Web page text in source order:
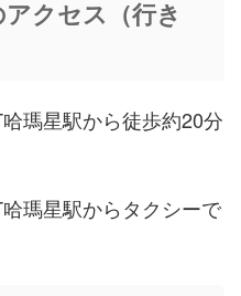
クセス（行き
瑪星駅から徒歩約20分
瑪星駅からタクシーで